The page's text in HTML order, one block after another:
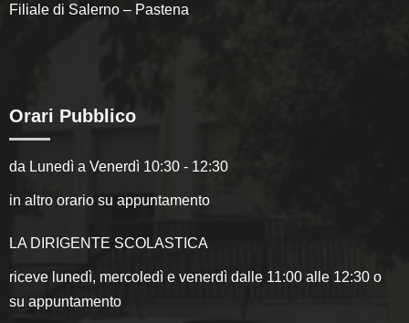
Filiale di Salerno – Pastena
Orari Pubblico
da Lunedì a Venerdì 10:30 - 12:30
in altro orario su appuntamento
LA DIRIGENTE SCOLASTICA
riceve lunedì, mercoledì e venerdì dalle 11:00 alle 12:30 o
su appuntamento